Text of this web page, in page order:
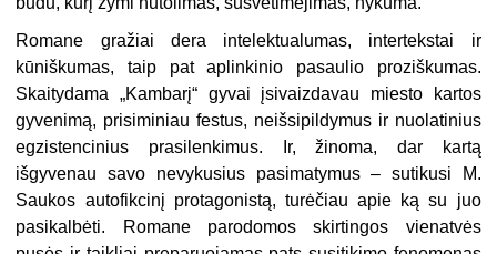
Romane gražiai dera intelektualumas, intertekstai ir
kūniškumas, taip pat aplinkinio pasaulio proziškumas.
Skaitydama „Kambarį“ gyvai įsivaizdavau miesto kartos
gyvenimą, prisiminiau festus, neišsipildymus ir nuolatinius
egzistencinius prasilenkimus. Ir, žinoma, dar kartą
išgyvenau savo nevykusius pasimatymus – sutikusi M.
Saukos autofikcinį protagonistą, turėčiau apie ką su juo
pasikalbėti. Romane parodomos skirtingos vienatvės